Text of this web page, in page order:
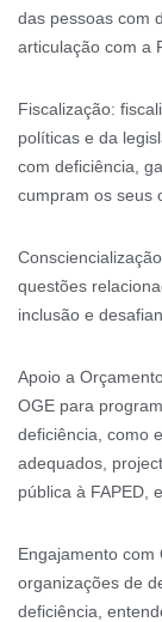
das pessoas com
articulação com a
Fiscalização:
políticas e da
com deficiência,
cumpram os seus
questões
inclusão e
Apoio a
OGE para
deficiência, como
adequados,
pública à FAPED,
Engajamento com
organizações de
deficiência,